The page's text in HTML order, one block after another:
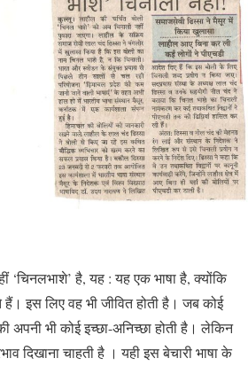
‘चिनलभाशे’ है, यह : यह एक भाषा है, क्योंकि
हैं। इस लिए वह भी जीवित होती है। जब कोई
अपनी भी कोई इच्छा-अनिच्छा होती है। लेकिन
दिखाना चाहती है । यही इस बेचारी भाषा के